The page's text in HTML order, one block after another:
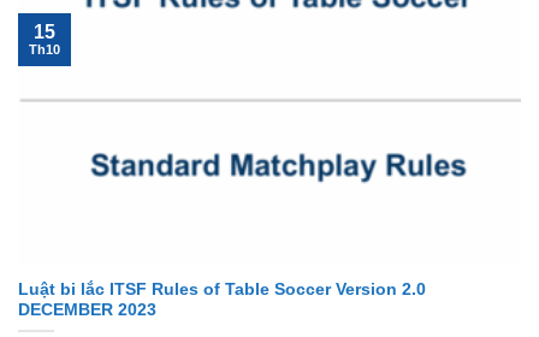
Luật bi lắc ITSF Rules of Table Soccer Version 2.0
DECEMBER 2023
15
Th10